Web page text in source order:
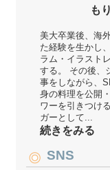
も
美大卒業後、海
た経験を生かし
ラム・イラスト
する。 その後、
事をしながら、
身の料理を公開
ワーを引きつけ
ガーとして...
続きをみる
SNS